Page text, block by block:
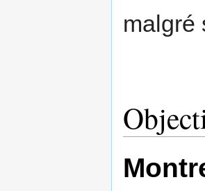
malgré